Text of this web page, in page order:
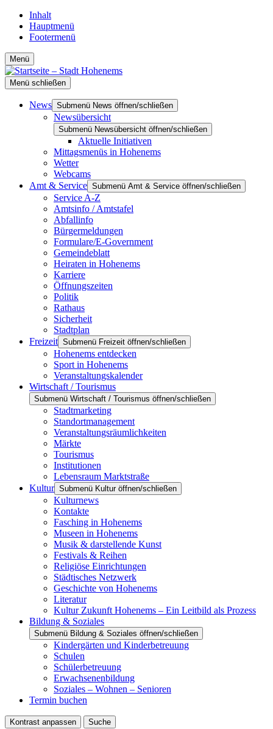
Inhalt
Hauptmenü
Footermenü
Menü
Menü schließen
News Submenü News öffnen/schließen
Newsübersicht
Submenü Newsübersicht öffnen/schließen
Aktuelle Initiativen
Mittagsmenüs in Hohenems
Wetter
Webcams
Amt & Service Submenü Amt & Service öffnen/schließen
Service A-Z
Amtsinfo / Amtstafel
Abfallinfo
Bürgermeldungen
Formulare/E-Government
Gemeindeblatt
Heiraten in Hohenems
Karriere
Öffnungszeiten
Politik
Rathaus
Sicherheit
Stadtplan
Freizeit Submenü Freizeit öffnen/schließen
Hohenems entdecken
Sport in Hohenems
Veranstaltungskalender
Wirtschaft / Tourismus
Submenü Wirtschaft / Tourismus öffnen/schließen
Stadtmarketing
Standortmanagement
Veranstaltungsräumlichkeiten
Märkte
Tourismus
Institutionen
Lebensraum Marktstraße
Kultur Submenü Kultur öffnen/schließen
Kulturnews
Kontakte
Fasching in Hohenems
Museen in Hohenems
Musik & darstellende Kunst
Festivals & Reihen
Religiöse Einrichtungen
Städtisches Netzwerk
Geschichte von Hohenems
Literatur
Kultur Zukunft Hohenems – Ein Leitbild als Prozess
Bildung & Soziales
Submenü Bildung & Soziales öffnen/schließen
Kindergärten und Kinderbetreuung
Schulen
Schülerbetreuung
Erwachsenenbildung
Soziales – Wohnen – Senioren
Termin buchen
Kontrast anpassen Suche